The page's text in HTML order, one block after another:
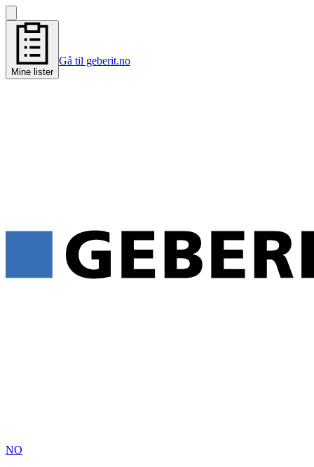
Mine lister
Gå til geberit.no
NO